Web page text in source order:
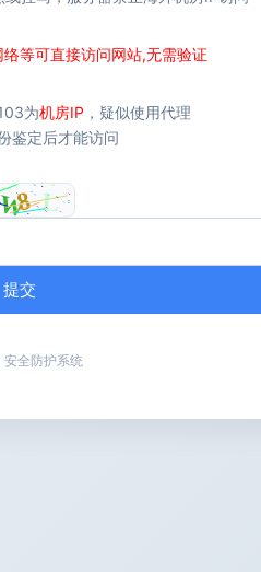
等可直接访问网站,无需验证
为机房IP ，疑似使用代理
鉴定后才能访问
提交
全防护系统